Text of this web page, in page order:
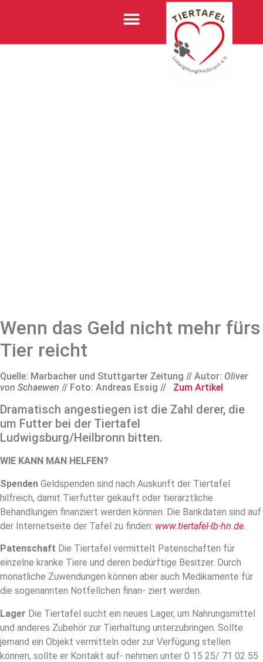
Wenn das Geld nicht mehr fürs
Tier reicht
Quelle: Marbacher und Stuttgarter Zeitung // Autor: Oliver
von Schaewen // Foto: Andreas Essig // Zum Artikel
Dramatisch angestiegen ist die Zahl derer, die
um Futter bei der Tiertafel
Ludwigsburg/Heilbronn bitten.
WIE KANN MAN HELFEN?
Spenden Geldspenden sind nach Auskunft der Tiertafel
hilfreich, damit Tierfutter gekauft oder tierärztliche
Behandlungen finanziert werden können. Die Bankdaten sind auf
der Internetseite der Tafel zu finden: www.tiertafel-lb-hn.de.
Patenschaft Die Tiertafel vermittelt Patenschaften für
einzelne kranke Tiere und deren bedürftige Besitzer. Durch
monatliche Zuwendungen können aber auch Medikamente für
die sogenannten Notfellchen finan- ziert werden.
Lager Die Tiertafel sucht ein neues Lager, um Nahrungsmittel
und anderes Zubehör zur Tierhaltung unterzubringen. Sollte
jemand ein Objekt vermitteln oder zur Verfügung stellen
können, sollte er Kontakt auf- nehmen unter 0 15 25/ 71 02 55